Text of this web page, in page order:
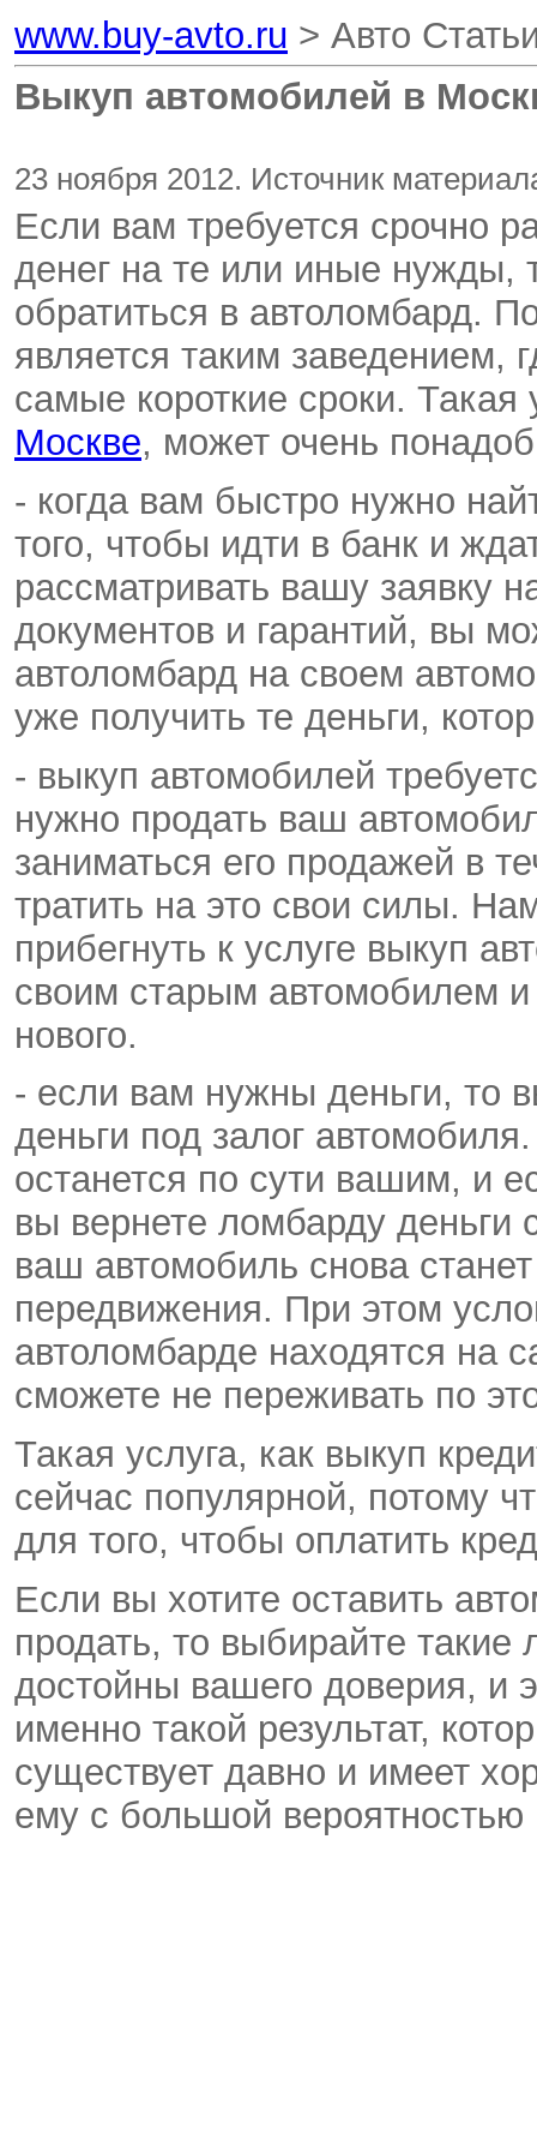
www.buy-avto.ru > Авто
Выкуп автомобилей в
23 ноября 2012. Источник
Если вам требуется срочно
денег на те или иные нужды,
обратиться в автоломбард.
является таким заведением,
самые короткие сроки. Такая
Москве, может очень
- когда вам быстро нужно
того, чтобы идти в банк и
рассматривать вашу заявку
документов и гарантий, вы
автоломбард на своем
уже получить те деньги,
- выкуп автомобилей
нужно продать ваш
заниматься его продажей в
тратить на это свои силы.
прибегнуть к услуге выкуп
своим старым автомобилем и
нового.
- если вам нужны деньги, то
деньги под залог
останется по сути вашим, и
вы вернете ломбарду
ваш автомобиль снова
передвижения. При этом
автоломбарде находятся на
сможете не переживать по
Такая услуга, как выкуп
сейчас популярной, потому
для того, чтобы оплатить
Если вы хотите оставить
продать, то выбирайте
достойны вашего доверия, и
именно такой результат,
существует давно и имеет
ему с большой